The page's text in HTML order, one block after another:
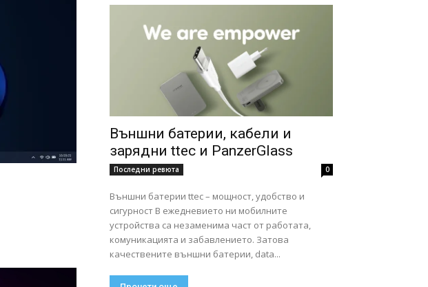
Външни батерии, кабели и
зарядни ttec и PanzerGlass
Последни ревюта 0
Външни батерии ttec – мощност, удобство и
сигурност В ежедневието ни мобилните
устройства са незаменима част от работата,
комуникацията и забавлението. Затова
качествените външни батерии, data...